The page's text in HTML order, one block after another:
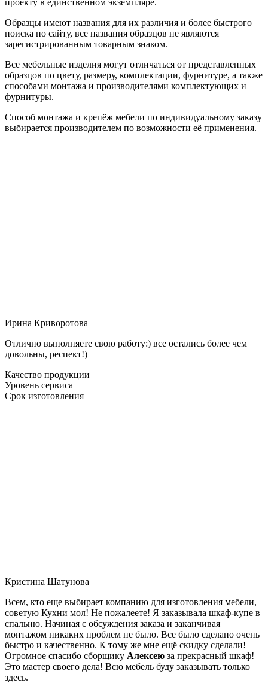
Образцы имеют названия для их различия и более быстрого
поиска по сайту, все названия образцов не являются
зарегистрированным товарным знаком.
Все мебельные изделия могут отличаться от представленных
образцов по цвету, размеру, комплектации, фурнитуре, а также
способами монтажа и производителями комплектующих и
фурнитуры.
Способ монтажа и крепёж мебели по индивидуальному заказу
выбирается производителем по возможности её применения.
Ирина Криворотова
Отлично выполняете свою работу:) все остались более чем
довольны, респект!)
Качество продукции
Уровень сервиса
Срок изготовления
Кристина Шатунова
Всем, кто еще выбирает компанию для изготовления мебели,
советую Кухни мол! Не пожалеете! Я заказывала шкаф-купе в
спальню. Начиная с обсуждения заказа и заканчивая
монтажом никаких проблем не было. Все было сделано очень
быстро и качественно. К тому же мне ещё скидку сделали!
Огромное спасибо сборщику Алексею за прекрасный шкаф!
Это мастер своего дела! Всю мебель буду заказывать только
здесь.